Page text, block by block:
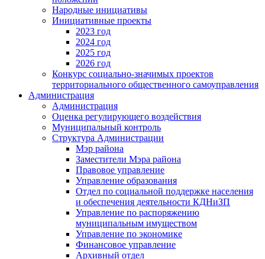
Народные инициативы
Инициативные проекты
2023 год
2024 год
2025 год
2026 год
Конкурс социально-значимых проектов
территориального общественного самоуправления
Администрация
Администрация
Оценка регулирующего воздействия
Муниципальный контроль
Структура Администрации
Мэр района
Заместители Мэра района
Правовое управление
Управление образования
Отдел по социальной поддержке населения
и обеспечения деятельности КДНиЗП
Управление по распоряжению
муниципальным имуществом
Управление по экономике
Финансовое управление
Архивный отдел